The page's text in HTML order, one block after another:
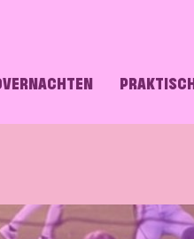
PRAKTISCH